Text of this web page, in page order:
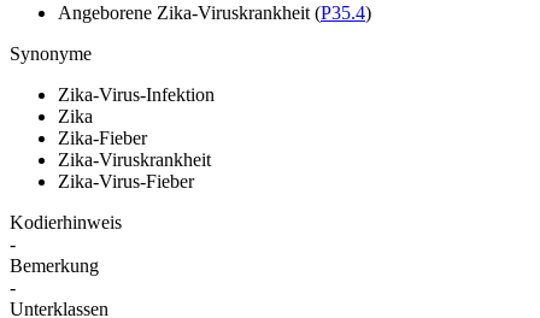
Angeborene Zika-Viruskrankheit (P35.4)
Synonyme
Zika-Virus-Infektion
Zika
Zika-Fieber
Zika-Viruskrankheit
Zika-Virus-Fieber
Kodierhinweis
-
Bemerkung
-
Unterklassen